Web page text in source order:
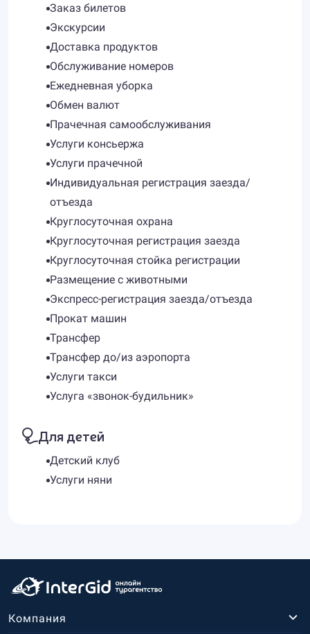
Заказ билетов
Экскурсии
Доставка продуктов
Обслуживание номеров
Ежедневная уборка
Обмен валют
Прачечная самообслуживания
Услуги консьержа
Услуги прачечной
Индивидуальная регистрация заезда/
отъезда
Круглосуточная охрана
Круглосуточная регистрация заезда
Круглосуточная стойка регистрации
Размещение с животными
Экспресс-регистрация заезда/отъезда
Прокат машин
Трансфер
Трансфер до/из аэропорта
Услуги такси
Услуга «звонок-будильник»
Для детей
Детский клуб
Услуги няни
Компания